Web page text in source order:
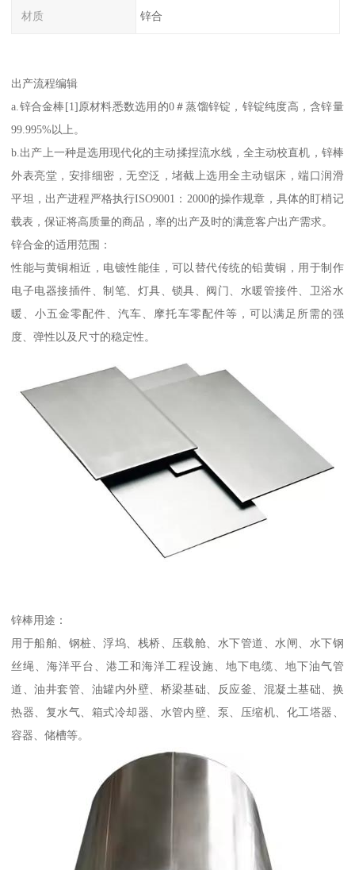
材质 锌合
出产流程编辑
a.锌合金棒[1]原材料悉数选用的0＃蒸馏锌锭，锌锭纯度高，含锌量
99.995%以上。
b.出产上一种是选用现代化的主动揉捏流水线，全主动校直机，锌棒
外表亮堂，安排细密，无空泛，堵截上选用全主动锯床，端口润滑
平坦，出产进程严格执行ISO9001：2000的操作规章，具体的盯梢记
载表，保证将高质量的商品，率的出产及时的满意客户出产需求。
锌合金的适用范围：
性能与黄铜相近，电镀性能佳，可以替代传统的铅黄铜，用于制作
电子电器接插件、制笔、灯具、锁具、阀门、水暖管接件、卫浴水
暖、小五金零配件、汽车、摩托车零配件等，可以满足所需的强
度、弹性以及尺寸的稳定性。
锌棒用途：
用于船舶、钢桩、浮坞、栈桥、压载舱、水下管道、水闸、水下钢
丝绳、海洋平台、港工和海洋工程设施、地下电缆、地下油气管
道、油井套管、油罐内外壁、桥梁基础、反应釜、混凝土基础、换
热器、复水气、箱式冷却器、水管内壁、泵、压缩机、化工塔器、
容器、储槽等。